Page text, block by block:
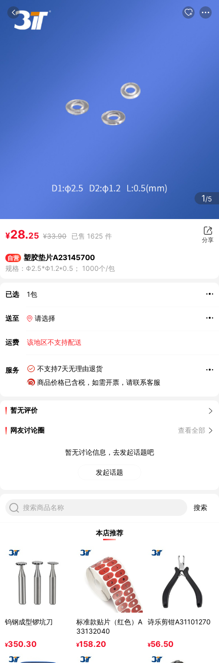
1/5
¥28.25 ¥33.90 已售 1625 件 分享
自营 塑胶垫片A23145700
规格：Φ2.5*Φ1.2*0.5； 1000个/包
已选 1包
送至 请选择
运费 该地区不支持配送
服务
不支持7天无理由退货
商品价格已含税，如需开票，请联系客服
暂无评价
网友讨论圈 查看全部
暂无讨论信息，去发起话题吧
发起话题
搜索商品名称 搜索
本店推荐
钨钢成型锣坑刀
¥350.30
标准款贴片（红色）A
33132040
¥158.20
诗乐剪钳A31101270
¥56.50